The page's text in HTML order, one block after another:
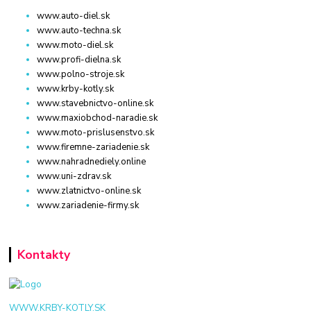
www.auto-diel.sk
www.auto-techna.sk
www.moto-diel.sk
www.profi-dielna.sk
www.polno-stroje.sk
www.krby-kotly.sk
www.stavebnictvo-online.sk
www.maxiobchod-naradie.sk
www.moto-prislusenstvo.sk
www.firemne-zariadenie.sk
www.nahradnediely.online
www.uni-zdrav.sk
www.zlatnictvo-online.sk
www.zariadenie-firmy.sk
Kontakty
WWW.KRBY-KOTLY.SK